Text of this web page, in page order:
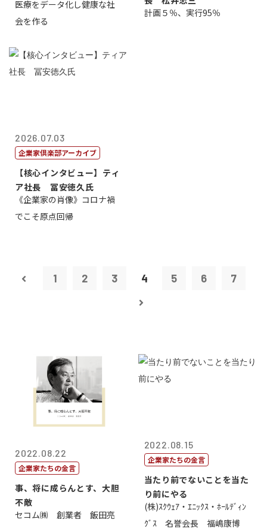
原 聖吾
医療をデータ化し健康な社
会を作る
計画５％、実行95％
2026.07.03
企業家倶楽部アーカイブ
【核心インタビュー】ティ
ア社長 冨安徳久氏
《企業家の肖像》コロナ禍
でこそ原点回帰
1 2 3 4 5 6 7
2022.08.22
企業家たちの金言
事、将に成らんとす、大胆
不敵
セコム㈱ 創業者 飯田亮
2022.08.15
企業家たちの金言
当たり前でないことを当た
り前にやる
(株)ｽｸｳｪｱ・ｴﾆｯｸｽ・ﾎｰﾙﾃﾞｨﾝ
ｸﾞｽ 名誉会長 福嶋康博